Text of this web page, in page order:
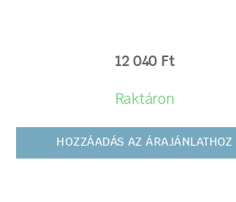
12 040 Ft
Raktáron
HOZZÁADÁS AZ ÁRAJÁNLATHOZ